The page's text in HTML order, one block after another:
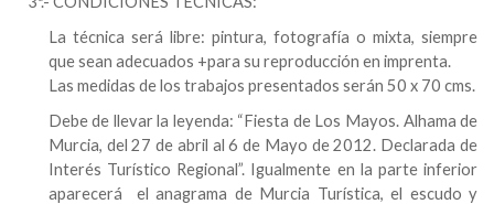
La técnica será libre: pintura, fotografía o mixta, siempre
que sean adecuados +para su reproducción en imprenta.
Las medidas de los trabajos presentados serán 50 x 70 cms.
Debe de llevar la leyenda: “Fiesta de Los Mayos. Alhama de
Murcia, del 27 de abril al 6 de Mayo de 2012. Declarada de
Interés Turístico Regional”. Igualmente en la parte inferior
aparecerá el anagrama de Murcia Turística, el escudo y